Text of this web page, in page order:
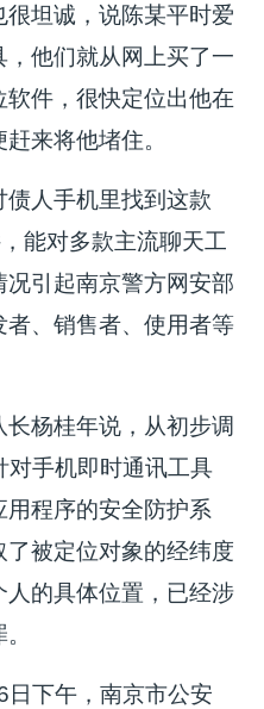
坦诚，说陈某平时爱
他们就从网上买了一
件，很快定位出他在
来将他堵住。
人手机里找到这款
能对多款主流聊天工
引起南京警方网安部
、销售者、使用者等
杨桂年说，从初步调
对手机即时通讯工具
程序的安全防护系
被定位对象的经纬度
的具体位置，已经涉
下午，南京市公安